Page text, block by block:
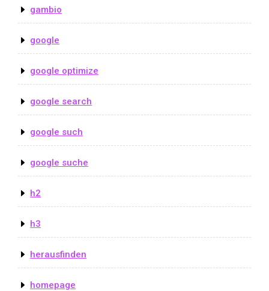
gambio
google
google optimize
google search
google such
google suche
h2
h3
herausfinden
homepage